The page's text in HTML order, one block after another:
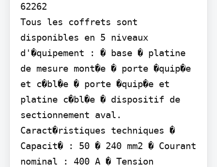
62262
Tous les coffrets sont
disponibles en 5 niveaux
d'�quipement : � base � platine
de mesure mont�e � porte �quip�e
et c�bl�e � porte �quip�e et
platine c�bl�e � dispositif de
sectionnement aval.
Caract�ristiques techniques �
Capacit� : 50 � 240 mm2 � Courant
nominal : 400 A � Tension